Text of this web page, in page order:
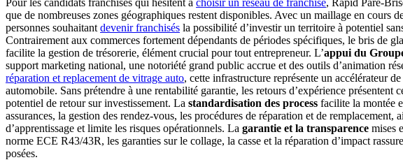
que de nombreuses zones géographiques restent disponibles. Avec un maillage en
personnes souhaitant devenir franchisés la possibilité d’investir un territoire à potentiel
Contrairement aux commerces fortement dépendants de périodes spécifiques, le bris de
facilite la gestion de trésorerie, élément crucial pour tout entrepreneur. L’appui du
support marketing national, une notoriété grand public accrue et des outils d’animation
réparation et replacement de vitrage auto, cette infrastructure représente un accélérateur
automobile. Sans prétendre à une rentabilité garantie, les retours d’expérience présentent
potentiel de retour sur investissement. La standardisation des process facilite la montée
assurances, la gestion des rendez-vous, les procédures de réparation et de
d’apprentissage et limite les risques opérationnels. La garantie et la transparence mises
norme ECE R43/43R, les garanties sur le collage, la casse et la réparation d’impact
posées.